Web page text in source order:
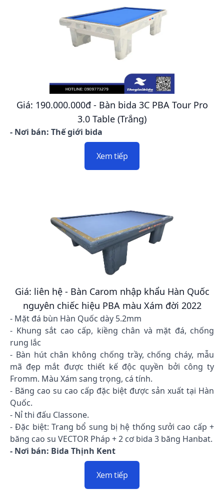
Giá: 190.000.000đ - Bàn bida 3C PBA Tour Pro
3.0 Table (Trắng)
- Nơi bán: Thế giới bida
Xem tiếp
Giá: liên hệ - Bàn Carom nhập khẩu Hàn Quốc
nguyên chiếc hiệu PBA màu Xám đời 2022
- Mặt đá bùn Hàn Quốc dày 5.2mm
- Khung sắt cao cấp, kiềng chân và mặt đá, chống
rung lắc
- Bàn hút chân không chống trầy, chống cháy, mẫu
mã đẹp mắt được thiết kế độc quyền bởi công ty
Fromm. Màu Xám sang trọng, cá tính.
- Băng cao su cao cấp đặc biệt được sản xuất tại Hàn
Quốc.
- Nỉ thi đấu Classone.
- Đặc biệt: Trang bổ sung bị hệ thống sưởi cao cấp +
băng cao su VECTOR Pháp + 2 cơ bida 3 băng Hanbat.
- Nơi bán: Bida Thịnh Kent
Xem tiếp